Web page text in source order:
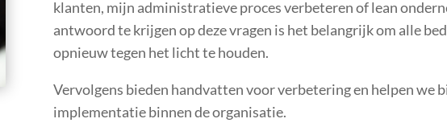
klanten, mijn administratieve proces verbeteren of lean
antwoord te krijgen op deze vragen is het belangrijk om alle
opnieuw tegen het licht te houden.
Vervolgens bieden handvatten voor verbetering en helpen we
implementatie binnen de organisatie.